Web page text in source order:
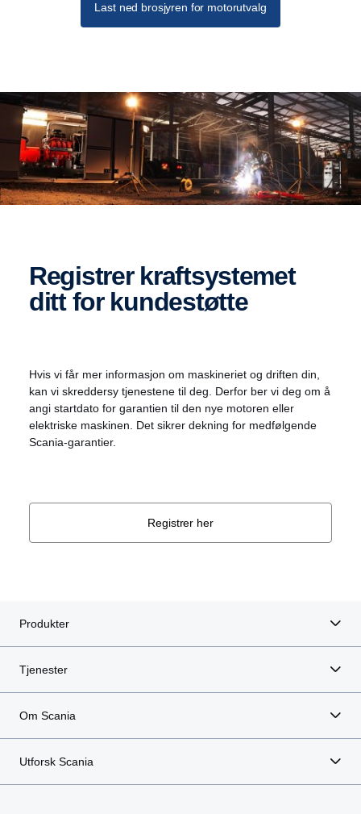
Last ned brosjyren for motorutvalg
Registrer kraftsystemet
ditt for kundestøtte
Hvis vi får mer informasjon om maskineriet og driften din,
kan vi skreddersy tjenestene til deg. Derfor ber vi deg om å
angi startdato for garantien til den nye motoren eller
elektriske maskinen. Det sikrer dekning for medfølgende
Scania-garantier.
Registrer her
Produkter
Tjenester
Om Scania
Utforsk Scania